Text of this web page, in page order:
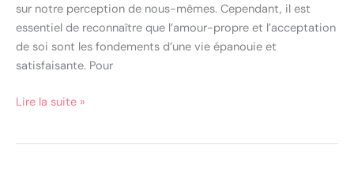
sur notre perception de nous-mêmes. Cependant, il est
essentiel de reconnaître que l’amour-propre et l’acceptation
de soi sont les fondements d’une vie épanouie et
satisfaisante. Pour
Lire la suite »